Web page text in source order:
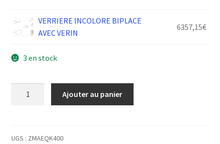
VERRIERE INCOLORE BIPLACE
AVEC VERIN
6357,15€
3 en stock
PLEXI
Ajouter au panier
UGS : ZMAEQK400